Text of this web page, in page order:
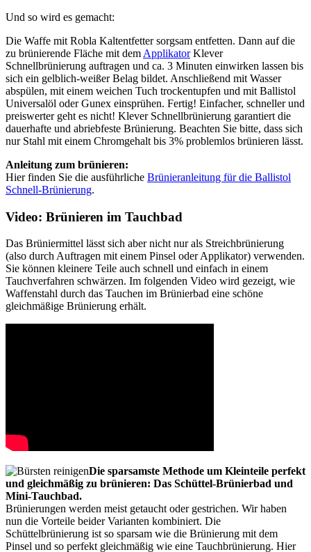
Und so wird es gemacht:
Die Waffe mit Robla Kaltentfetter sorgsam entfetten. Dann auf die
zu brünierende Fläche mit dem ApplikatorKlever
Schnellbrünierung auftragen und ca. 3 Minuten einwirken lassen bis
sich ein gelblich-weißer Belag bildet. Anschließend mit Wasser
abspülen, mit einem weichen Tuch trockentupfen und mit Ballistol
Universalöl oder Gunex einsprühen. Fertig! Einfacher, schneller und
preiswerter geht es nicht! Klever Schnellbrünierung garantiert die
dauerhafte und abriebfeste Brünierung. Beachten Sie bitte, dass sich
nur Stahl mit einem Chromgehalt bis 3% problemlos brünieren lässt.
Anleitung zum brünieren:
Hier finden Sie die ausführliche Brünieranleitung für die Ballistol
Schnell-Brünierung.
Video: Brünieren im Tauchbad
Das Brüniermittel lässt sich aber nicht nur als Streichbrünierung
(also durch Auftragen mit einem Pinsel oder Applikator) verwenden.
Sie können kleinere Teile auch schnell und einfach in einem
Tauchverfahren schwärzen. Im folgenden Video wird gezeigt, wie
Waffenstahl durch das Tauchen im Brünierbad eine schöne
gleichmäßige Brünierung erhält.
Die sparsamste Methode um Kleinteile perfekt
und gleichmäßig zu brünieren: Das Schüttel-Brünierbad und
Mini-Tauchbad.
Brünierungen werden meist getaucht oder gestrichen. Wir haben
nun die Vorteile beider Varianten kombiniert. Die
Schüttelbrünierung ist so sparsam wie die Brünierung mit dem
Pinsel und so perfekt gleichmäßig wie eine Tauchbrünierung. Hier